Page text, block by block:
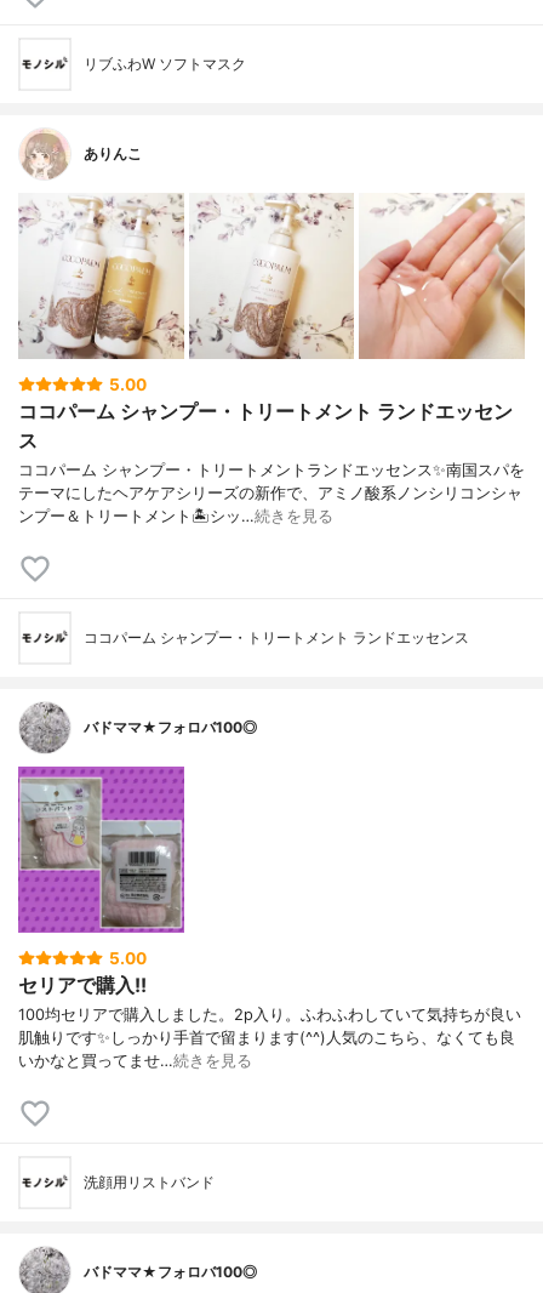
リブふわW ソフトマスク
ありんこ
5.00
ココパーム シャンプー・トリートメント ランドエッセン
ス
ココパーム シャンプー・トリートメントランドエッセンス✨南国スパを
テーマにしたヘアケアシリーズの新作で、アミノ酸系ノンシリコンシャ
ンプー＆トリートメント🏝️シッ…続きを見る
ココパーム シャンプー・トリートメント ランドエッセンス
バドママ★フォロバ100◎
5.00
セリアで購入!!
100均セリアで購入しました。2p入り。ふわふわしていて気持ちが良い
肌触りです✨しっかり手首で留まります(⁠^⁠^⁠)人気のこちら、なくても良
いかなと買ってませ…続きを見る
洗顔用リストバンド
バドママ★フォロバ100◎